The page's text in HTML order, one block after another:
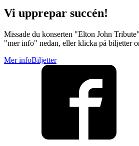
Vi upprepar succén!
Missade du konserten "Elton John
"mer info" nedan, eller klicka på biljetter
Mer infoBiljetter